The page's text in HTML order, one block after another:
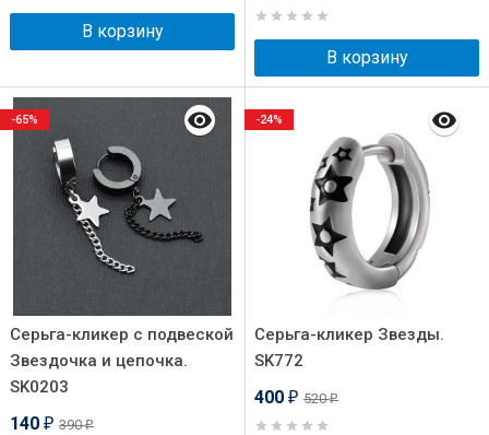
В корзину
В корзину
Серьга-кликер с подвеской
Звездочка и цепочка.
SK0203
140 ₽ 390₽
-65%
Серьга-кликер Звезды.
SK772
400 ₽ 520₽
-24%